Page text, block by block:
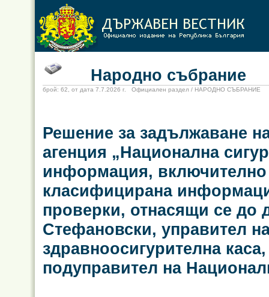
Народно събрание
брой: 62, от дата 7.7.2026 г. Официален раздел / НАРОДНО СЪБРАНИЕ
Решение за задължаване
агенция „Национална
информация,
класифицирана
проверки, отнасящи се до
Стефановски, управител
здравноосигурителна
подуправител на